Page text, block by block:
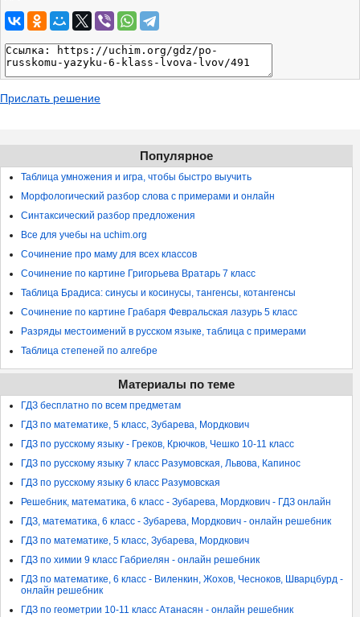
Прислать решение
Популярное
Таблица умножения и игра, чтобы быстро выучить
Морфологический разбор слова с примерами и онлайн
Синтаксический разбор предложения
Все для учебы на uchim.org
Сочинение про маму для всех классов
Сочинение по картине Григорьева Вратарь 7 класс
Таблица Брадиса: синусы и косинусы, тангенсы, котангенсы
Сочинение по картине Грабаря Февральская лазурь 5 класс
Разряды местоимений в русском языке, таблица с примерами
Таблица степеней по алгебре
Материалы по теме
ГДЗ бесплатно по всем предметам
ГДЗ по математике, 5 класс, Зубарева, Мордкович
ГДЗ по русскому языку - Греков, Крючков, Чешко 10-11 класс
ГДЗ по русскому языку 7 класс Разумовская, Львова, Капинос
ГДЗ по русскому языку 6 класс Разумовская
Решебник, математика, 6 класс - Зубарева, Мордкович - ГДЗ онлайн
ГДЗ, математика, 6 класс - Зубарева, Мордкович - онлайн решебник
ГДЗ по математике, 5 класс, Зубарева, Мордкович
ГДЗ по химии 9 класс Габриелян - онлайн решебник
ГДЗ по математике, 6 класс - Виленкин, Жохов, Чесноков, Шварцбурд -
онлайн решебник
ГДЗ по геометрии 10-11 класс Атанасян - онлайн решебник